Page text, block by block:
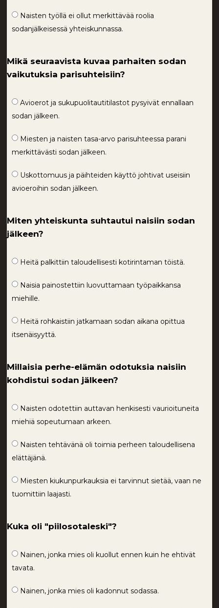
Naisten työllä ei ollut merkittävää roolia
sodanjälkeisessä yhteiskunnassa.
Mikä seuraavista kuvaa parhaiten sodan
vaikutuksia parisuhteisiin?
Avioerot ja sukupuolitautitilastot pysyivät ennallaan
sodan jälkeen.
Miesten ja naisten tasa-arvo parisuhteessa parani
merkittävästi sodan jälkeen.
Uskottomuus ja päihteiden käyttö johtivat useisiin
avioeroihin sodan jälkeen.
Miten yhteiskunta suhtautui naisiin sodan
jälkeen?
Heitä palkittiin taloudellisesti kotirintaman töistä.
Naisia painostettiin luovuttamaan työpaikkansa
miehille.
Heitä rohkaistiin jatkamaan sodan aikana opittua
itsenäisyyttä.
Millaisia perhe-elämän odotuksia naisiin
kohdistui sodan jälkeen?
Naisten odotettiin auttavan henkisesti vaurioituneita
miehiä sopeutumaan arkeen.
Naisten tehtävänä oli toimia perheen taloudellisena
elättäjänä.
Miesten kiukunpurkauksia ei tarvinnut sietää, vaan ne
tuomittiin laajasti.
Kuka oli "piilosotaleski"?
Nainen, jonka mies oli kuollut ennen kuin he ehtivät
tavata.
Nainen, jonka mies oli kadonnut sodassa.